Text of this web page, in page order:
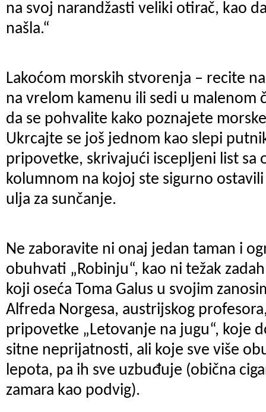
na svoj narandžasti veliki otirač, kao
našla.“
Lakoćom morskih stvorenja – recite
na vrelom kamenu ili sedi u malenom
da se pohvalite kako poznajete
Ukrcajte se još jednom kao slepi
pripovetke, skrivajući iscepljeni list sa
kolumnom na kojoj ste sigurno
ulja za sunčanje.
Ne zaboravite ni onaj jedan taman i
obuhvati „Robinju“, kao ni težak
koji oseća Toma Galus u svojim
Alfreda Norgesa, austrijskog
pripovetke „Letovanje na jugu“, koje
sitne neprijatnosti, ali koje sve više
lepota, pa ih sve uzbuđuje (obična
zamara kao podvig).